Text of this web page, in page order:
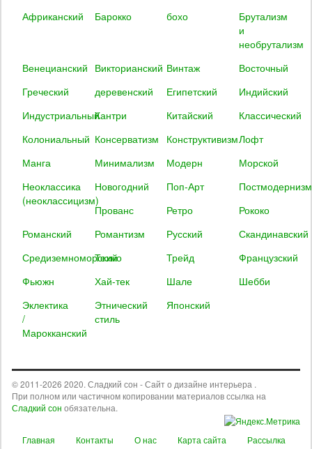
Африканский
Барокко бохо
Брутализм
и
необрутализм
Венецианский Викторианский Винтаж
Восточный
Греческий
деревенский Египетский
Индийский
ИндустриальныйКантри Китайский
Классический
Колониальный Консерватизм КонструктивизмЛофт
Манга
Минимализм Модерн
Морской
Неоклассика
(неоклассицизм)
Новогодний Поп-Арт
Постмодернизм
Прованс
Ретро
Рококо
Романский
Романтизм Русский
Скандинавский
Средиземноморский
Техно Трейд
Французский
Фьюжн
Хай-тек Шале
Шебби
Эклектика
/
Марокканский
Этнический
стиль
Японский
© 2011-2026 2020. Сладкий сон - Сайт о дизайне интерьера .
При полном или частичном копировании материалов ссылка на
Сладкий сон обязательна.
Главная Контакты О нас Карта сайта Рассылка